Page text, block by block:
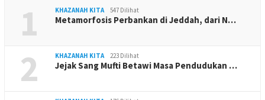
1 KHAZANAH KITA 547 Dilihat
Metamorfosis Perbankan di Jeddah, dari N…
2 KHAZANAH KITA 223 Dilihat
Jejak Sang Mufti Betawi Masa Pendudukan …